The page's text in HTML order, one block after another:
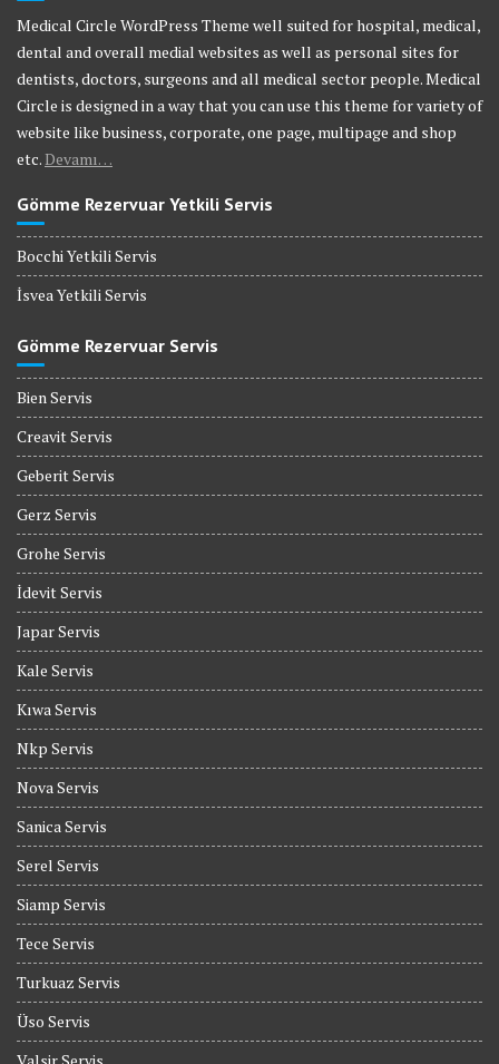
Medical Circle WordPress Theme well suited for hospital, medical,
dental and overall medial websites as well as personal sites for
dentists, doctors, surgeons and all medical sector people. Medical
Circle is designed in a way that you can use this theme for variety of
website like business, corporate, one page, multipage and shop
etc. Devamı…
Gömme Rezervuar Yetkili Servis
Bocchi Yetkili Servis
İsvea Yetkili Servis
Gömme Rezervuar Servis
Bien Servis
Creavit Servis
Geberit Servis
Gerz Servis
Grohe Servis
İdevit Servis
Japar Servis
Kale Servis
Kıwa Servis
Nkp Servis
Nova Servis
Sanica Servis
Serel Servis
Siamp Servis
Tece Servis
Turkuaz Servis
Üso Servis
Valsir Servis